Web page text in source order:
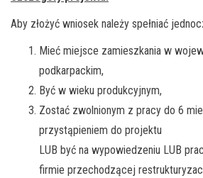
Aby złożyć wniosek należy spełniać
Mieć miejsce zamieszkania w
podkarpackim,
Być w wieku produkcyjnym,
Zostać zwolnionym z pracy do 6
przystąpieniem do projektu
LUB być na wypowiedzeniu LUB
firmie przechodzącej